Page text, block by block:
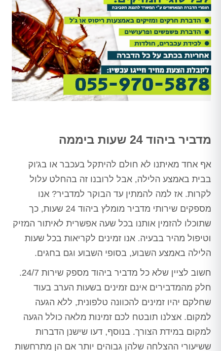
מדביר ביהוד 24 שעות ביממה
אף אחד מאיתנו לא חולם להיתקל בעכבר או בג'וק
בבית באמצע הלילה, אבל לרובנו זה בהחלט עלול
לקרות. אז למה להמתין עד הבוקר למדביר? אנו
מספקים שירותי מדביר מומלץ ביהוד 24 שעות, כך
שתוכלו להזמין אותנו בכל שעה אפשרית לאיתור המזיק
וטיפול מהיר בבעיה. אנו זמינים לקריאות בכל שעות
הלילה באמצע השבוע, בסופי השבוע וגם בחגים.
חשוב לציין שלא כל מדביר ביהוד מספק שירות 24/7.
חלק מהמדבירים אינם זמינים בשעות הערב בעוד
שחלקם יהיו זמינים להכוונה טלפונית, ללא הגעה
למקום. אצלנו תובטח לכם זמינות מלאה כולל הגעה
למקום במידת הצורך. בנוסף, דעו שישנן הדברות
ששיעורי ההצלחה שלהן גבוהים יותר אם הן מתרחשות